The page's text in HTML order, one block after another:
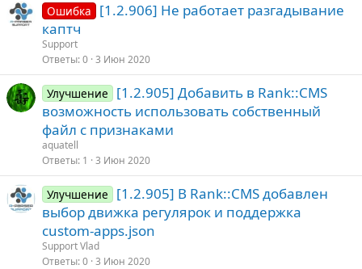
Ошибка
[1.2.906] Не работает разгадывание
каптч
Support
Ответы 0 3 Июн 2020
Улучшение
[1.2.905] Добавить в Rank::CMS
возможность использовать собственный
файл с признаками
aquatell
Ответы 1 3 Июн 2020
Улучшение
[1.2.905] В Rank::CMS добавлен
выбор движка регулярок и поддержка
custom-apps.json
Support Vlad
Ответы 0 3 Июн 2020